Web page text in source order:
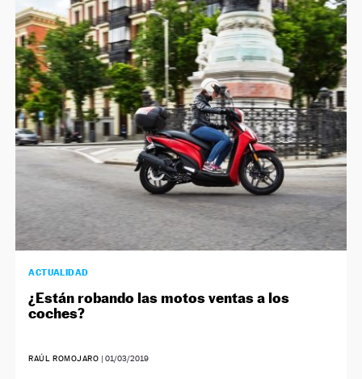
ACTUALIDAD
¿Están robando las motos ventas a los
coches?
RAÚL ROMOJARO | 01/03/2019